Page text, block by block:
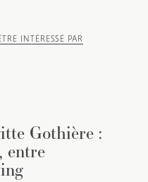
INTÉRESSÉ PAR
Gothière :
entre